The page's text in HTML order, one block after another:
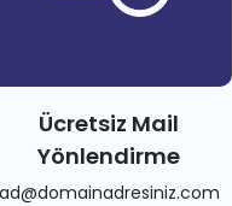
Ücretsiz Mail
Yönlendirme
ad@domainadresiniz.com